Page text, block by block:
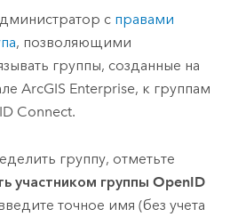
с правами
, позволяющими
группы, созданные на
ArcGIS Enterprise, к группам
Connect.
группу, отметьте
участником группы OpenID
точное имя (без учета